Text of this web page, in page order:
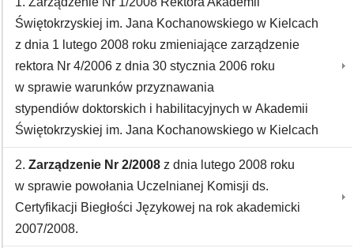
Świętokrzyskiej im. Jana Kochanowskiego w Kielcach
z dnia 1 lutego 2008 roku zmieniające zarządzenie
rektora Nr 4/2006 z dnia 30 stycznia 2006 roku
w sprawie warunków przyznawania
stypendiów doktorskich i habilitacyjnych w Akademii
Świętokrzyskiej im. Jana Kochanowskiego w Kielcach
2. Zarządzenie Nr 2/2008 z dnia lutego 2008 roku
w sprawie powołania Uczelnianej Komisji ds.
Certyfikacji Biegłości Językowej na rok akademicki
2007/2008.